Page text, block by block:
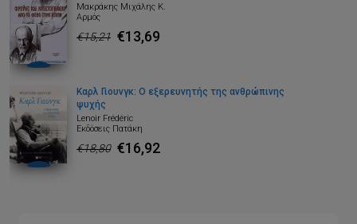
Μακράκης Μιχάλης Κ.
Αρμός
€15,21 €13,69
Καρλ Γιουνγκ: Ο εξερευνητής της ανθρώπινης
ψυχής
Lenoir Frédéric
Εκδόσεις Πατάκη
€18,80 €16,92